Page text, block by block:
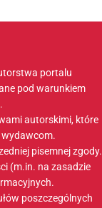
portalu
pod warunkiem
autorskimi, które
wydawcom.
pisemnej zgody.
(m.in. na zasadzie
poszczególnych